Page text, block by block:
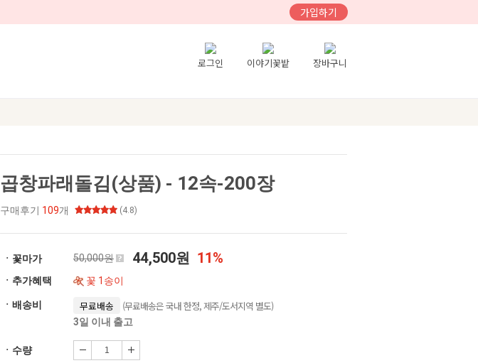
가입하기
로그인 이야기꽃밭 장바구니
곱창파래돌김(상품) - 12속-200장
구매후기 109개 (4.8)
ㆍ꽃마가 50,000원 44,500원 11%
ㆍ추가혜택 꽃 1송이
ㆍ배송비 무료배송 (무료배송은 국내 한정, 제주/도서지역 별도)
3일 이내 출고
ㆍ수량